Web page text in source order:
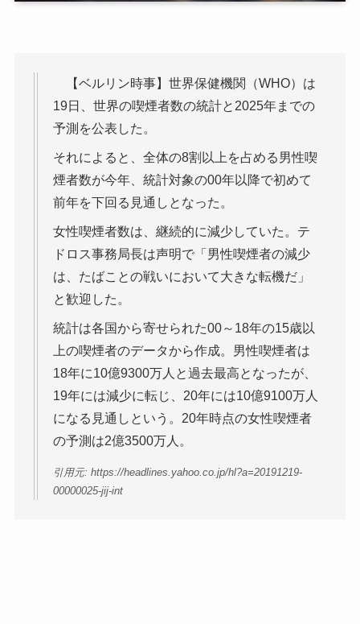
【ベルリン時事】世界保健機関（WHO）は
19日、世界の喫煙者数の統計と2025年までの
予測を公表した。
それによると、全体の8割以上を占める男性喫
煙者数が今年、統計対象の00年以降で初めて
前年を下回る見通しとなった。
女性喫煙者数は、継続的に減少していた。テ
ドロス事務局長は声明で「男性喫煙者の減少
は、たばことの戦いにおいて大きな転機だ」
と歓迎した。
統計は各国から寄せられた00～18年の15歳以
上の喫煙者のデータから作成。男性喫煙者は
18年に10億9300万人と過去最高となったが、
19年には減少に転じ、20年には10億9100万人
になる見通しという。20年時点の女性喫煙者
の予測は2億3500万人。
引用元: https://headlines.yahoo.co.jp/hl?a=20191219-
00000025-jij-int